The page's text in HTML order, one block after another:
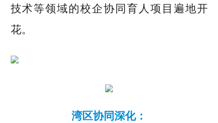
技术等领域的校企协同育人项目遍地开
花。
湾区协同深化：